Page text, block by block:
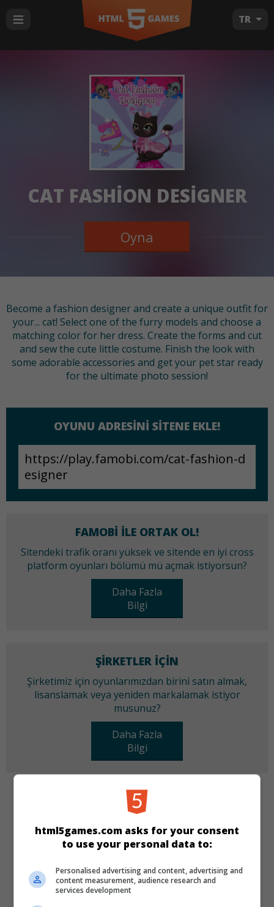
TR
CAT FASHION DESIGNER
Oyna
Become a fashion designer and create a unique outfit for
your... cat! Select one of the furry models and choose a
matching color for her dress. Create the forms and cut
and sew the cute little costume. Finish the look with
some adorable accessories and get your pet star ready
for the ultimate photo session!
OYUNU ADRESINI SITENE EKLE!
FAMOBI ILE ORTAK OL!
Sitendeki trafik oranı yüksek ve sitende en iyi cross
platform oyunları bölümü mü açmak istiyorsun?
Daha Fazla
Bilgi
ŞIRKETLER IÇIN
Şirketimiz için oyunlarımızdan birini satın almak,
lisanslamak veya yeniden markalamak istiyor
musunuz?
Daha Fazla
Bilgi
KATEGORILER
Kız
DILLER
html5games.com asks for your consent
to use your personal data to:
Personalised advertising and content, advertising and
content measurement, audience research and
services development